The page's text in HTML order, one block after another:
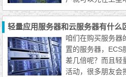
方，查看街景、
轻量应用服务器和云服务器有什么
咱们在购买服务器
置的服务器，ECS
差几倍呢？而且轻
活动，很多朋友会